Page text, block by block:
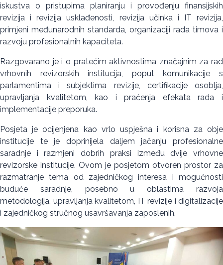
iskustva o pristupima planiranju i provođenju finansijskih
revizija i revizija usklađenosti, revizija učinka i IT revizija,
primjeni međunarodnih standarda, organizaciji rada timova i
razvoju profesionalnih kapaciteta.
Razgovarano je i o pratećim aktivnostima značajnim za rad
vrhovnih revizorskih institucija, poput komunikacije s
parlamentima i subjektima revizije, certifikacije osoblja,
upravljanja kvalitetom, kao i praćenja efekata rada i
implementacije preporuka.
Posjeta je ocijenjena kao vrlo uspješna i korisna za obje
institucije te je doprinijela daljem jačanju profesionalne
saradnje i razmjeni dobrih praksi između dvije vrhovne
revizorske institucije. Ovom je posjetom otvoren prostor za
razmatranje tema od zajedničkog interesa i mogućnosti
buduće saradnje, posebno u oblastima razvoja
metodologija, upravljanja kvalitetom, IT revizije i digitalizacije
i zajedničkog stručnog usavršavanja zaposlenih.